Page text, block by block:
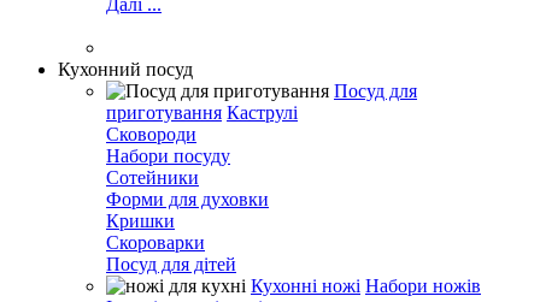
Далі ...
Кухонний посуд
Посуд для
приготування Каструлі
Сковороди
Набори посуду
Сотейники
Форми для духовки
Кришки
Скороварки
Посуд для дітей
Кухонні ножі Набори ножів